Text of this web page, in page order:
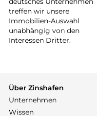
treffen wir unsere
Immobilien-Auswahl
unabhängig von den
Interessen Dritter.
Über Zinshafen
Unternehmen
Wissen